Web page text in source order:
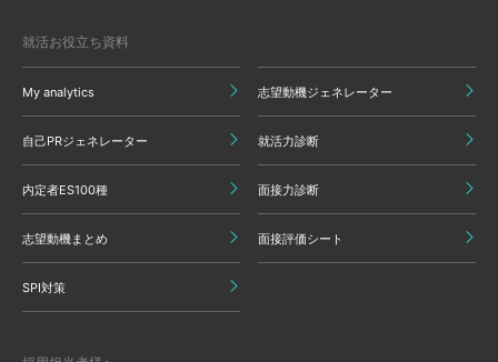
就活お役立ち資料
My analytics 志望動機ジェネレーター
自己PRジェネレーター 就活力診断
内定者ES100種 面接力診断
志望動機まとめ 面接評価シート
SPI対策